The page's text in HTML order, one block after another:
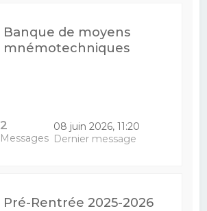
Banque de moyens
mnémotechniques
2
Messages
08 juin 2026, 11:20
Dernier message
Pré-Rentrée 2025-2026